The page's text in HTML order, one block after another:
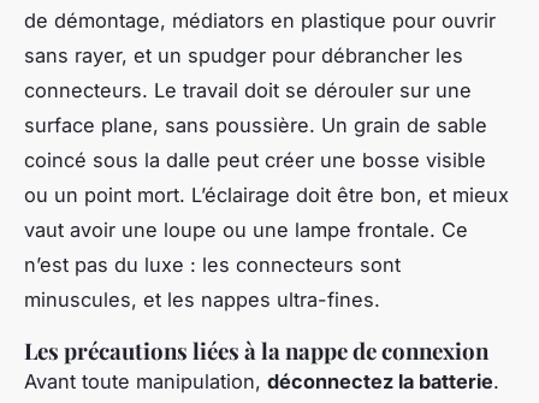
de démontage, médiators en plastique pour ouvrir
sans rayer, et un spudger pour débrancher les
connecteurs. Le travail doit se dérouler sur une
surface plane, sans poussière. Un grain de sable
coincé sous la dalle peut créer une bosse visible
ou un point mort. L’éclairage doit être bon, et mieux
vaut avoir une loupe ou une lampe frontale. Ce
n’est pas du luxe : les connecteurs sont
minuscules, et les nappes ultra-fines.
Les précautions liées à la nappe de connexion
Avant toute manipulation, déconnectez la batterie.